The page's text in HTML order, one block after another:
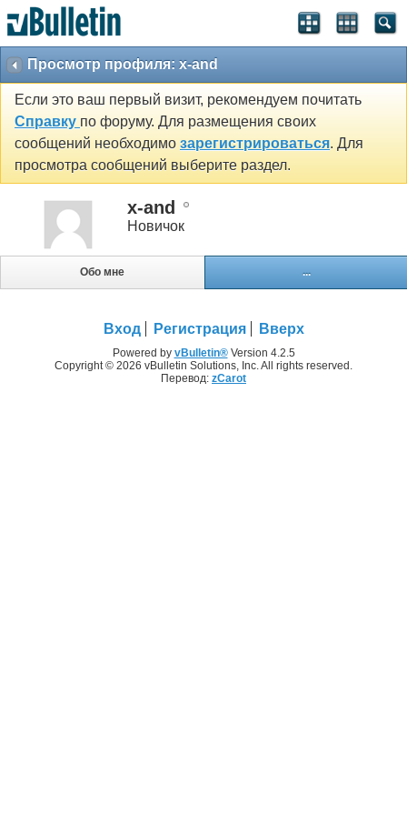
Просмотр профиля: x-and
Если это ваш первый визит, рекомендуем почитать
Справку по форуму. Для размещения своих
сообщений необходимо зарегистрироваться. Для
просмотра сообщений выберите раздел.
x-and
Новичок
Обо мне ...
Вход Регистрация Вверх
Powered by vBulletin®Version 4.2.5
Copyright © 2026 vBulletin Solutions, Inc. All rights reserved.
Перевод: zCarot